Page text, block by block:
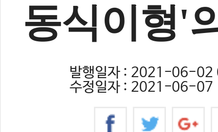
동식이형'
발행일자 : 2021-06-
수정일자 : 2021-06-